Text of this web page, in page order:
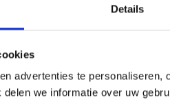
Details
advertenties te
we informatie over uw